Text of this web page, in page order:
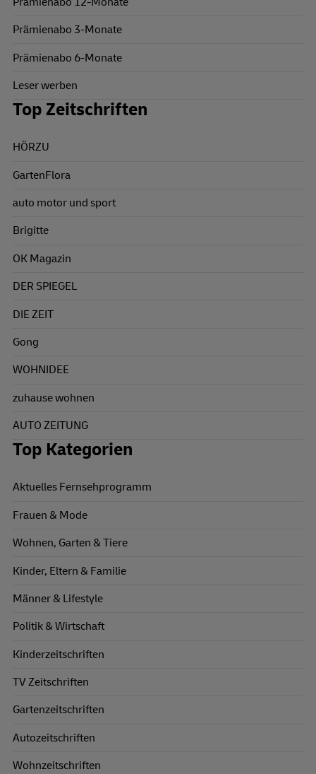
Prämienabo 3-Monate
Prämienabo 6-Monate
Leser werben
Top Zeitschriften
HÖRZU
GartenFlora
auto motor und sport
Brigitte
OK Magazin
DER SPIEGEL
DIE ZEIT
Gong
WOHNIDEE
zuhause wohnen
AUTO ZEITUNG
Top Kategorien
Aktuelles Fernsehprogramm
Frauen & Mode
Wohnen, Garten & Tiere
Kinder, Eltern & Familie
Männer & Lifestyle
Politik & Wirtschaft
Kinderzeitschriften
TV Zeitschriften
Gartenzeitschriften
Autozeitschriften
Wohnzeitschriften